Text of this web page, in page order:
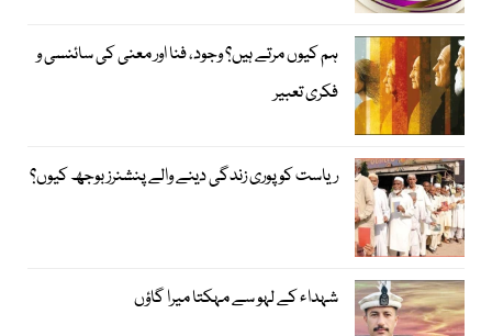
ہم کیوں مرتے ہیں؟ وجود، فنا اور معنی کی سائنسی و
فکری تعبیر
ریاست کو پوری زندگی دینے والے پنشنرز بوجھ کیوں؟
شہداء کے لہو سے مہکتا میرا گاؤں